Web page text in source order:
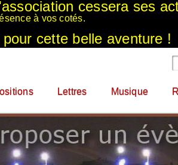
cessera ses
à vos cotés.
cette belle aventure !
Lettres Musique